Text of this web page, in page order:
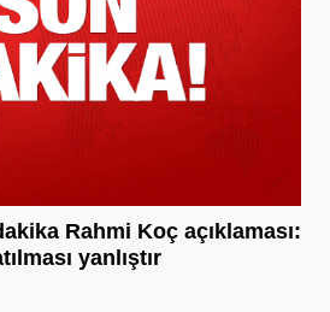
Rahmi Koç açıklaması:
yanlıştır